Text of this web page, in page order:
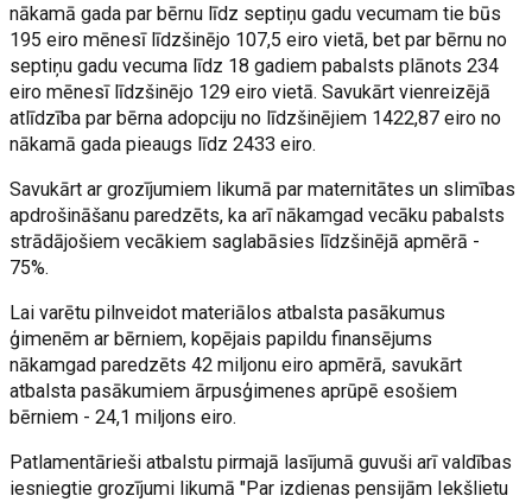
nākamā gada par bērnu līdz septiņu gadu vecumam tie būs
195 eiro mēnesī līdzšinējo 107,5 eiro vietā, bet par bērnu no
septiņu gadu vecuma līdz 18 gadiem pabalsts plānots 234
eiro mēnesī līdzšinējo 129 eiro vietā. Savukārt vienreizējā
atlīdzība par bērna adopciju no līdzšinējiem 1422,87 eiro no
nākamā gada pieaugs līdz 2433 eiro.
Savukārt ar grozījumiem likumā par maternitātes un slimības
apdrošināšanu paredzēts, ka arī nākamgad vecāku pabalsts
strādājošiem vecākiem saglabāsies līdzšinējā apmērā -
75%.
Lai varētu pilnveidot materiālos atbalsta pasākumus
ģimenēm ar bērniem, kopējais papildu finansējums
nākamgad paredzēts 42 miljonu eiro apmērā, savukārt
atbalsta pasākumiem ārpusģimenes aprūpē esošiem
bērniem - 24,1 miljons eiro.
Patlamentārieši atbalstu pirmajā lasījumā guvuši arī valdības
iesniegtie grozījumi likumā "Par izdienas pensijām Iekšlietu